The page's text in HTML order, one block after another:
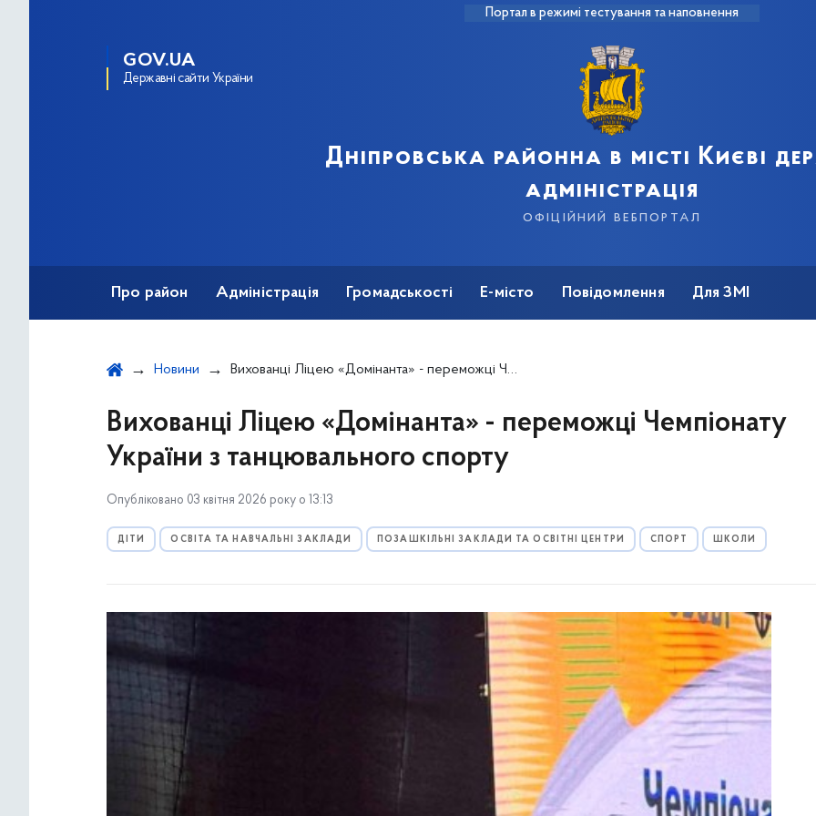
Портал в режимі тестування та наповнення
GOV.UA
Державні сайти України
Дніпровська районна в місті Києві
адміністрація
офіційний вебпортал
Про район Адміністрація Громадськості Е-місто Повідомлення Для ЗМІ
Новини Вихованці Ліцею «Домінанта» - переможці Чемпіонату України з танцювального спорту
Вихованці Ліцею «Домінанта» - переможці Чемпіонату
України з танцювального спорту
Опубліковано 03 квітня 2026 року о 13:13
ДІТИ ОСВІТА ТА НАВЧАЛЬНІ ЗАКЛАДИ ПОЗАШКІЛЬНІ ЗАКЛАДИ ТА ОСВІТНІ ЦЕНТРИ СПОРТ ШКОЛИ